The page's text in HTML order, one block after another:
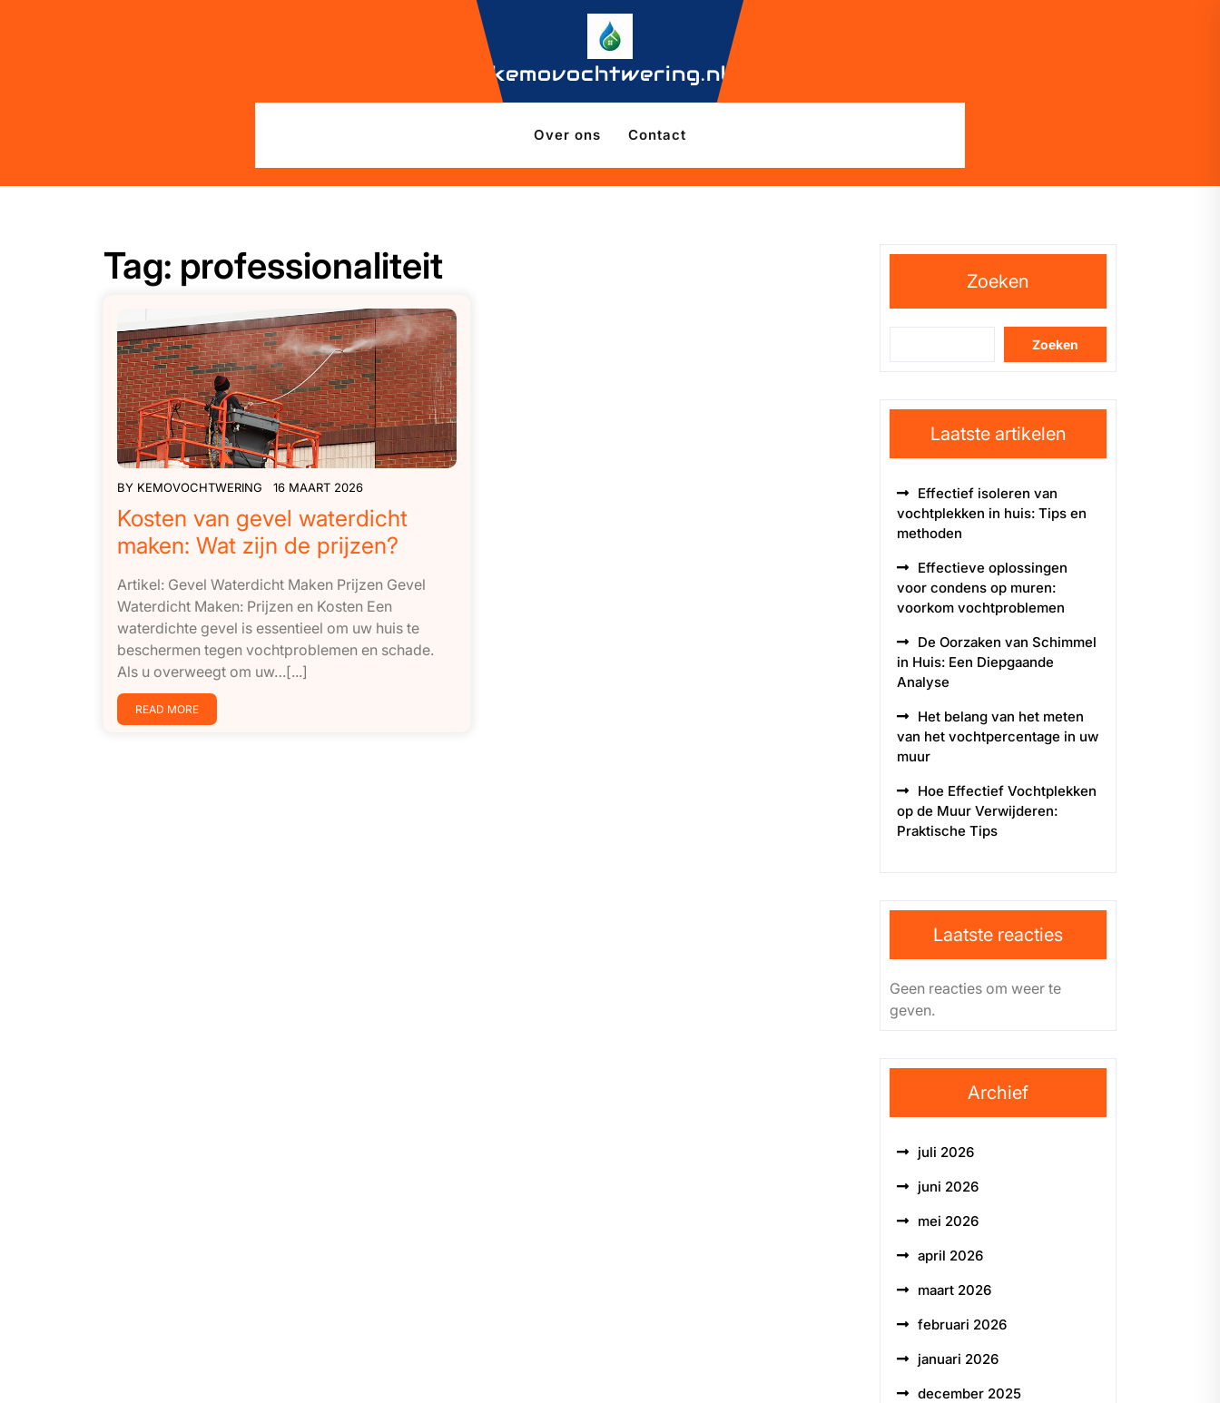
kemovochtwering.nl
Over ons Contact
Tag: professionaliteit
BY KEMOVOCHTWERING 16 MAART 2026
Kosten van gevel waterdicht
maken: Wat zijn de prijzen?
Artikel: Gevel Waterdicht Maken Prijzen Gevel
Waterdicht Maken: Prijzen en Kosten Een
waterdichte gevel is essentieel om uw huis te
beschermen tegen vochtproblemen en schade.
Als u overweegt om uw…[...]
READ MORE
Zoeken
Zoeken
Laatste artikelen
Effectief isoleren van
vochtplekken in huis: Tips en
methoden
Effectieve oplossingen
voor condens op muren:
voorkom vochtproblemen
De Oorzaken van Schimmel
in Huis: Een Diepgaande
Analyse
Het belang van het meten
van het vochtpercentage in uw
muur
Hoe Effectief Vochtplekken
op de Muur Verwijderen:
Praktische Tips
Laatste reacties
Geen reacties om weer te
geven.
Archief
juli 2026
juni 2026
mei 2026
april 2026
maart 2026
februari 2026
januari 2026
december 2025